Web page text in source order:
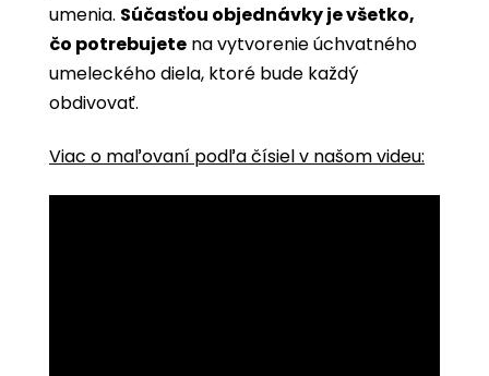
umenia. Súčasťou objednávky je všetko,
čo potrebujete na vytvorenie úchvatného
umeleckého diela, ktoré bude každý
obdivovať.
Viac o maľovaní podľa čísiel v našom videu: